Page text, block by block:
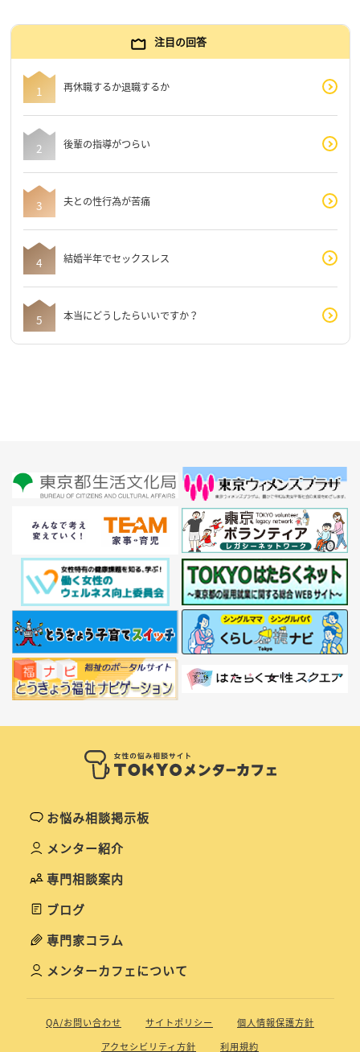
注目の回答
再休職するか退職するか
後輩の指導がつらい
夫との性行為が苦痛
結婚半年でセックスレス
本当にどうしたらいいですか？
お悩み相談掲示板
メンター紹介
専門相談案内
ブログ
専門家コラム
メンターカフェについて
QA/お問い合わせ サイトポリシー
個人情報保護方針
アクセシビリティ方針
利用規約